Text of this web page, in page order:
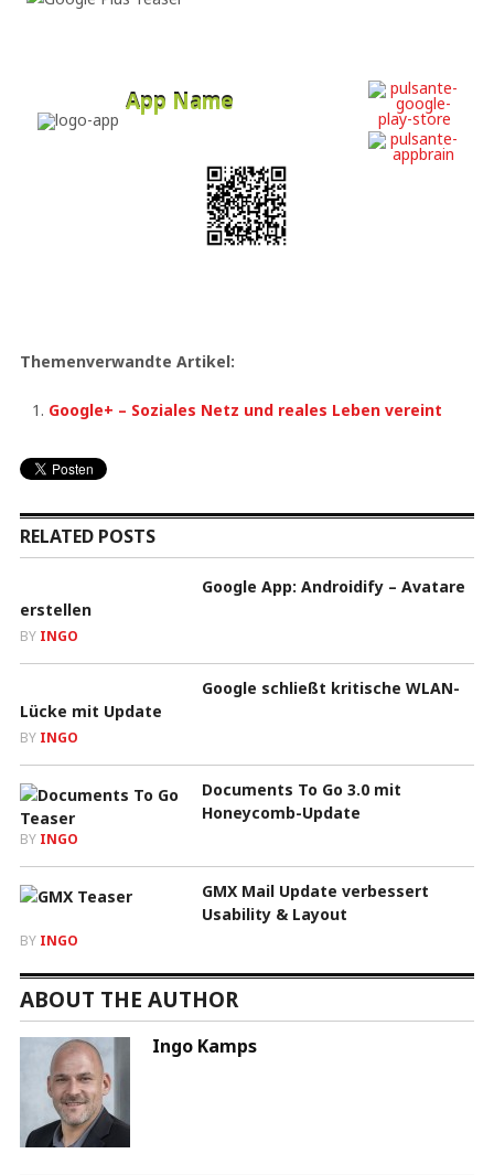
App Name
Themenverwandte Artikel:
Google+ – Soziales Netz und reales Leben vereint
RELATED POSTS
Google App: Androidify – Avatare
erstellen
BY INGO
Google schließt kritische WLAN-
Lücke mit Update
BY INGO
Documents To Go 3.0 mit
Honeycomb-Update
BY INGO
GMX Mail Update verbessert
Usability & Layout
BY INGO
ABOUT THE AUTHOR
Ingo Kamps